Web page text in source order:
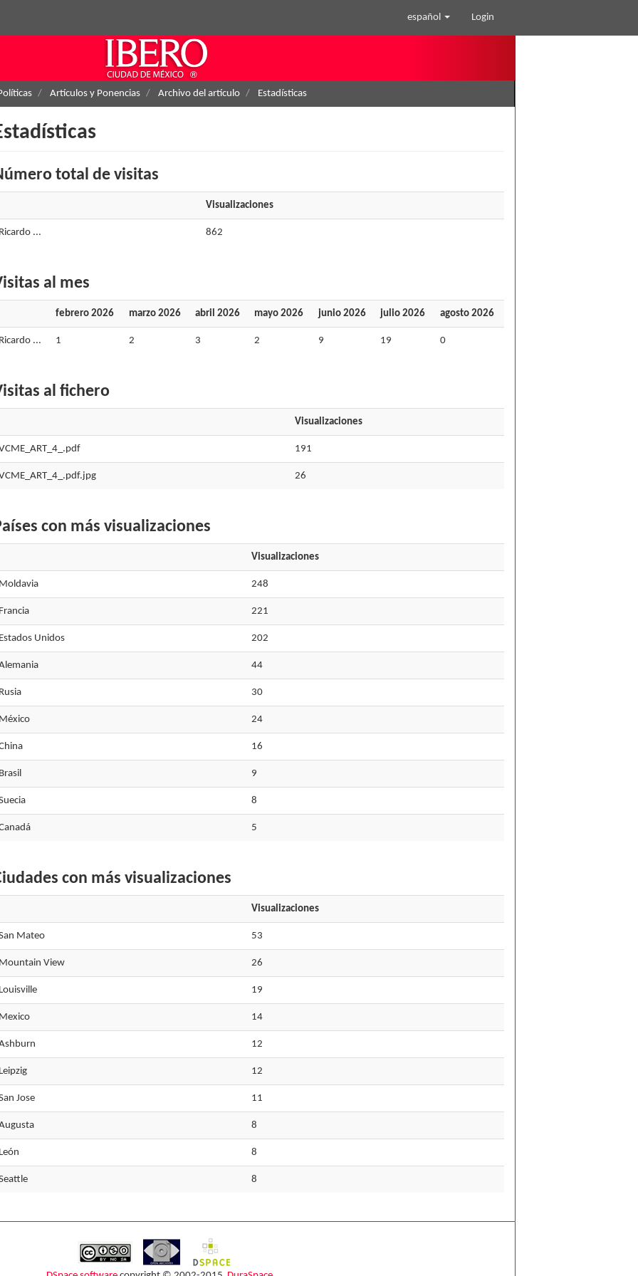
español Login
Artículos y Ponencias Archivo del artículo Estadísticas
total de visitas
Visualizaciones
... 862
al mes
febrero 2026 marzo 2026 abril 2026 mayo 2026 junio 2026 julio 2026 agosto 2026
... 1 2 3 2 9 19 0
al fichero
Visualizaciones
191
26
con más visualizaciones
Visualizaciones
248
221
Unidos 202
44
30
24
16
9
8
5
con más visualizaciones
Visualizaciones
Mateo 53
View 26
19
14
12
12
Jose 11
8
8
8